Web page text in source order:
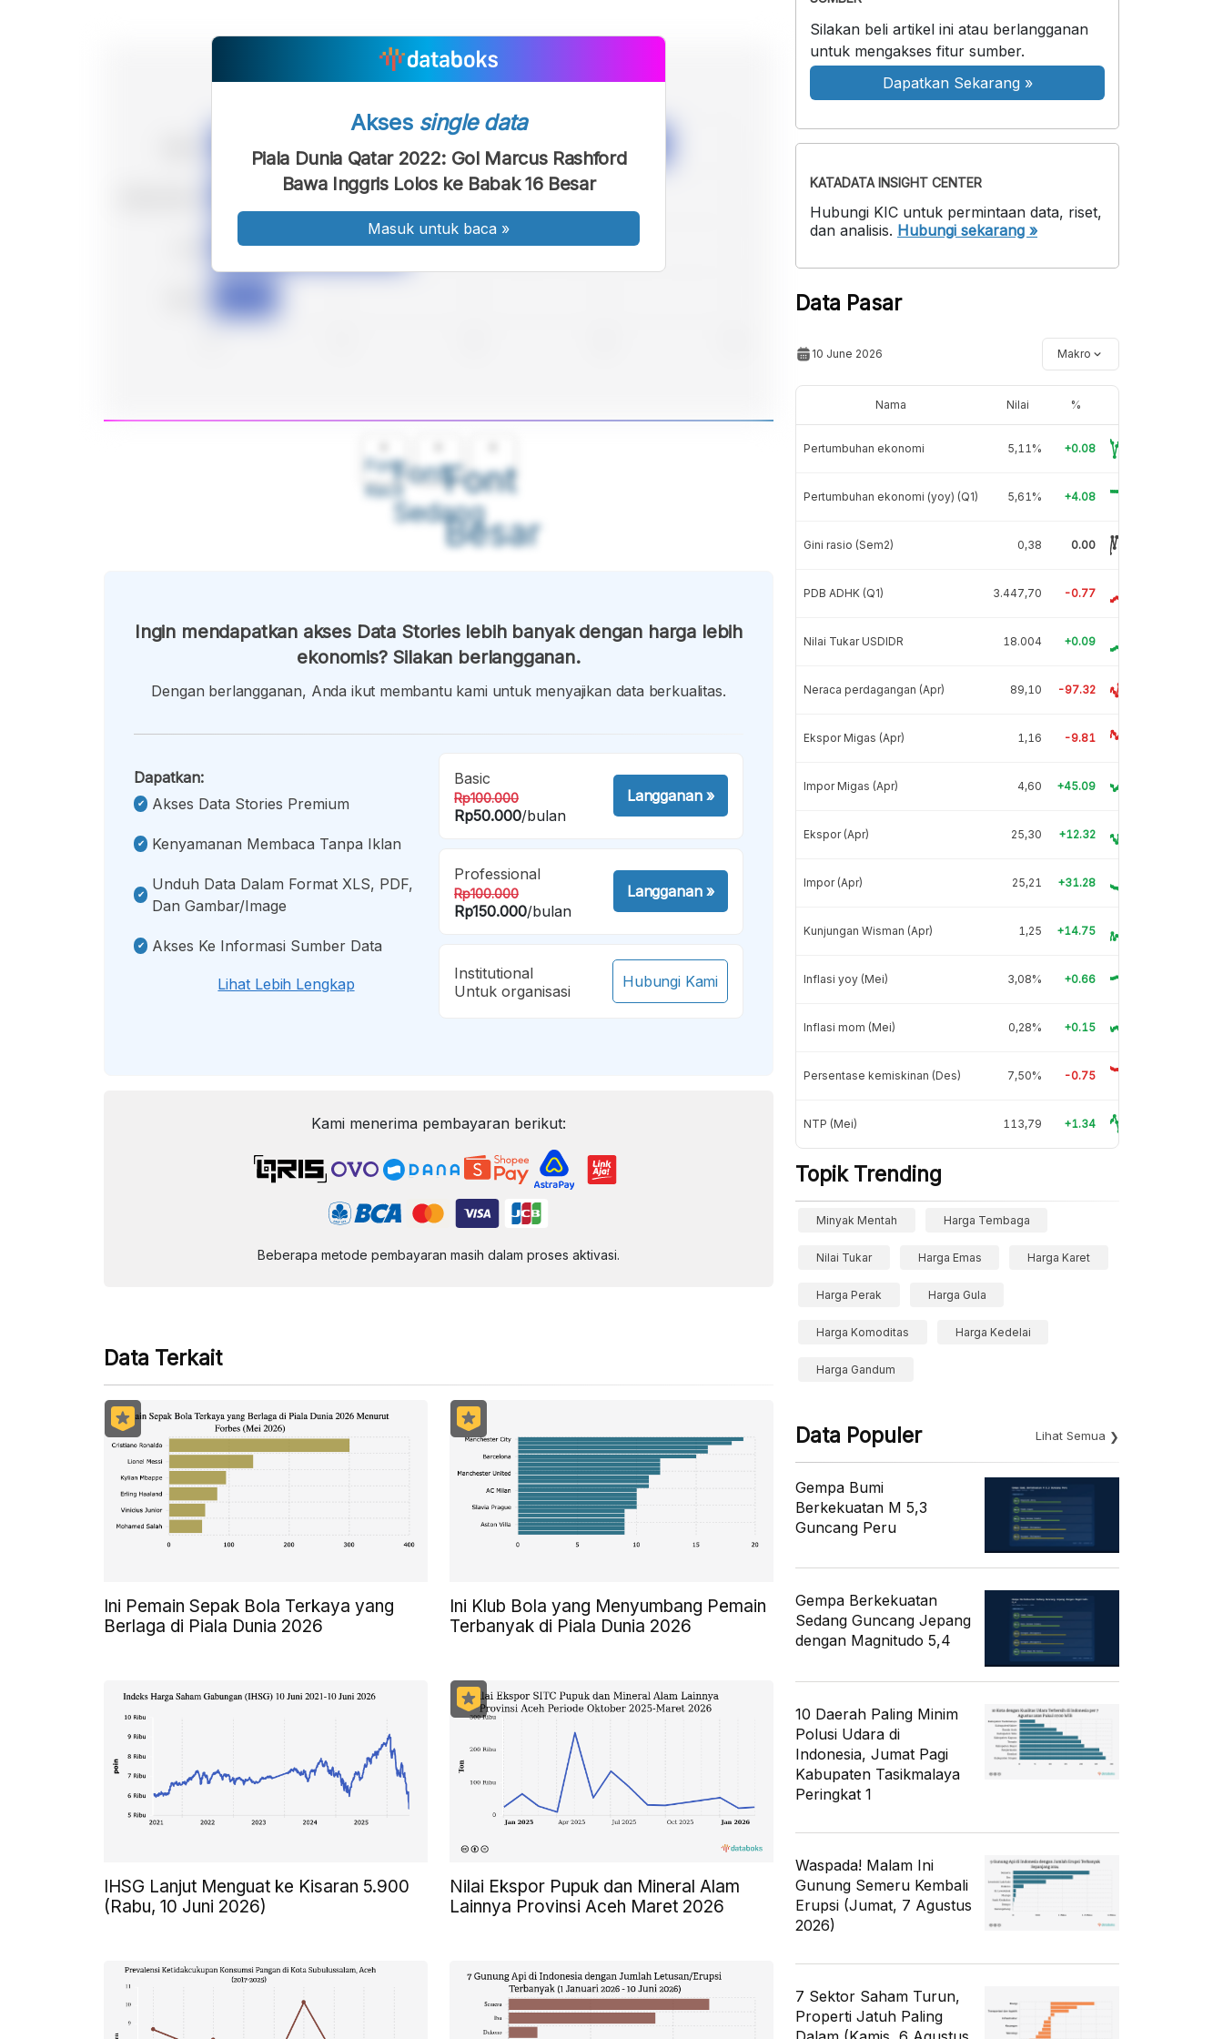
Font
Kecil
Font
Sedang
Font
Besar
Akses single data
Piala Dunia Qatar 2022: Gol Marcus Rashford
Bawa Inggris Lolos ke Babak 16 Besar
Masuk untuk baca »
Ingin mendapatkan akses Data Stories lebih banyak dengan harga lebih
ekonomis? Silakan berlangganan.
Dengan berlangganan, Anda ikut membantu kami untuk menyajikan data berkualitas.
Dapatkan:
Akses Data Stories Premium
Kenyamanan Membaca Tanpa Iklan
Unduh Data Dalam Format XLS, PDF,
Dan Gambar/image
Akses Ke Informasi Sumber Data
Lihat Lebih Lengkap
Basic
Rp100.000
Rp50.000/bulan
Langganan»
Professional
Rp100.000
Rp150.000/bulan
Langganan»
Institutional
Untuk organisasi
Hubungi Kami
Kami menerima pembayaran berikut:
Beberapa metode pembayaran masih dalam proses aktivasi.
Data Terkait
Ini Pemain Sepak Bola Terkaya yang
Berlaga di Piala Dunia 2026
Ini Klub Bola yang Menyumbang Pemain
Terbanyak di Piala Dunia 2026
IHSG Lanjut Menguat ke Kisaran 5.900
(Rabu, 10 Juni 2026)
Nilai Ekspor Pupuk dan Mineral Alam
Lainnya Provinsi Aceh Maret 2026
Silakan beli artikel ini atau berlangganan
untuk mengakses fitur sumber.
Dapatkan Sekarang »
KATADATA INSIGHT CENTER
Hubungi KIC untuk permintaan data, riset,
dan analisis. Hubungi sekarang »
Data Pasar
10 June 2026 Makro
Nama Nilai %
Pertumbuhan ekonomi 5,11% +0.08
Pertumbuhan ekonomi (yoy) (Q1) 5,61% +4.08
Gini rasio (Sem2) 0,38 0.00
PDB ADHK (Q1) 3.447,70 -0.77
Nilai Tukar USDIDR 18.004 +0.09
Neraca perdagangan (Apr) 89,10 -97.32
Ekspor Migas (Apr) 1,16 -9.81
Impor Migas (Apr) 4,60 +45.09
Ekspor (Apr) 25,30 +12.32
Impor (Apr) 25,21 +31.28
Kunjungan Wisman (Apr) 1,25 +14.75
Inflasi yoy (Mei) 3,08% +0.66
Inflasi mom (Mei) 0,28% +0.15
Persentase kemiskinan (Des) 7,50% -0.75
NTP (Mei) 113,79 +1.34
Topik Trending
Minyak Mentah Harga Tembaga
Nilai Tukar Harga Emas Harga Karet
Harga Perak Harga Gula
Harga Komoditas Harga Kedelai
Harga Gandum
Data Populer Lihat Semua
Gempa Bumi
Berkekuatan M 5,3
Guncang Peru
Gempa Berkekuatan
Sedang Guncang Jepang
dengan Magnitudo 5,4
10 Daerah Paling Minim
Polusi Udara di
Indonesia, Jumat Pagi
Kabupaten Tasikmalaya
Peringkat 1
Waspada! Malam Ini
Gunung Semeru Kembali
Erupsi (Jumat, 7 Agustus
2026)
7 Sektor Saham Turun,
Properti Jatuh Paling